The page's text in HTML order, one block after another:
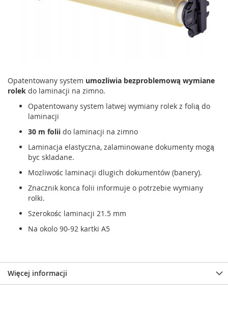
Opatentowany system umozliwia bezproblemową wymiane
rolek do laminacji na zimno.
Opatentowany system latwej wymiany rolek z folią do
laminacji
30 m folii do laminacji na zimno
Laminacja elastyczna, zalaminowane dokumenty mogą
byc skladane.
Mozliwośc laminacji dlugich dokumentów (banery).
Znacznik konca folii informuje o potrzebie wymiany
rolki.
Szerokośc laminacji 21.5 mm
Na okolo 90-92 kartki A5
Więcej informacji